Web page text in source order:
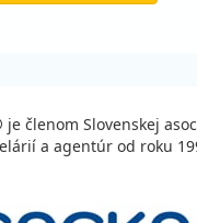
je členom Slovenskej
a agentúr od roku